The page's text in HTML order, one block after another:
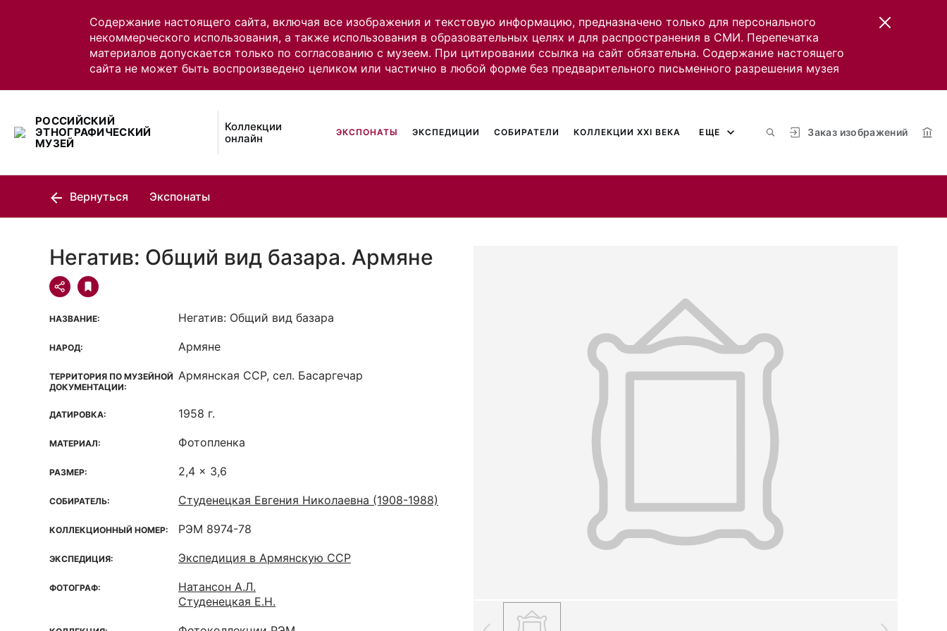
Содержание настоящего сайта, включая все изображения и текстовую информацию, предназначено только для персонального
некоммерческого использования, а также использования в образовательных целях и для распространения в СМИ. Перепечатка
материалов допускается только по согласованию с музеем. При цитировании ссылка на сайт обязательна. Содержание настоящего
сайта не может быть воспроизведено целиком или частично в любой форме без предварительного письменного разрешения музея
РОССИЙСКИЙ
ЭТНОГРАФИЧЕСКИЙ
МУЗЕЙ
Коллекции
онлайн
Заказ изображений
ЭКСПОНАТЫ ЭКСПЕДИЦИИ СОБИРАТЕЛИ КОЛЛЕКЦИИ XXI ВЕКА ЕЩЕ
Вернуться Экспонаты
Негатив: Общий вид базара. Армяне
НАЗВАНИЕ: Негатив: Общий вид базара
НАРОД: Армяне
ТЕРРИТОРИЯ ПО МУЗЕЙНОЙ
ДОКУМЕНТАЦИИ:
Армянская ССР, сел. Басаргечар
ДАТИРОВКА: 1958 г.
МАТЕРИАЛ: Фотопленка
РАЗМЕР: 2,4 x 3,6
СОБИРАТЕЛЬ: Студенецкая Евгения Николаевна (1908-1988)
КОЛЛЕКЦИОННЫЙ НОМЕР: РЭМ 8974-78
ЭКСПЕДИЦИЯ: Экспедиция в Армянскую ССР
ФОТОГРАФ:
Натансон А.Л.
Студенецкая Е.Н.